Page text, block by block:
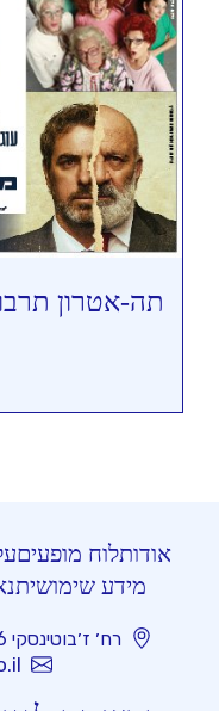
תה-אטרון
אודותלוח מופעים
מידע שימושי
רח׳ ז׳בוטינסקי 16 ת.ד 1264 ראשל״צ 7522903